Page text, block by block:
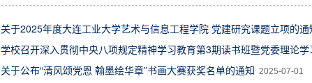
关于2025年度大连工业大学艺术与信息工程学院 党建研究课题立项的通
学校召开深入贯彻中央八项规定精神学习教育第3期读书班暨党委理论
关于公布“清风颂党恩 翰墨绘华章”书画大赛获奖名单的通知 2025-07-01